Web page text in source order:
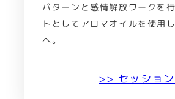
パターンと感情解放ワークを
トとしてアロマオイルを使用
へ。
>> セッショ